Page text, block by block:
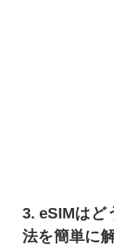
3. eSIMはど
法を簡単に